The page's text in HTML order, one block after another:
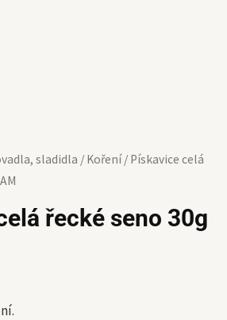
sladidla / Koření/ Pískavice celá
řecké seno 30g